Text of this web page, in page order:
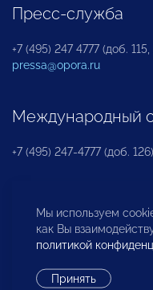
Пресс-служба
+7 (495) 247 4777 (доб. 115,
pressa@opora.ru
Международный
+7 (495) 247-4777 (доб. 126)
Бюро по защите
инвесторов
Мы используем
как Вы
политикой
Принять